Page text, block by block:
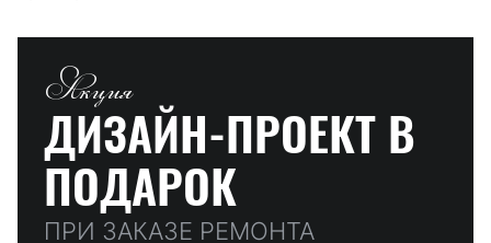
Акция
ДИЗАЙН-ПРОЕКТ В
ПОДАРОК
ПРИ ЗАКАЗЕ РЕМОНТА